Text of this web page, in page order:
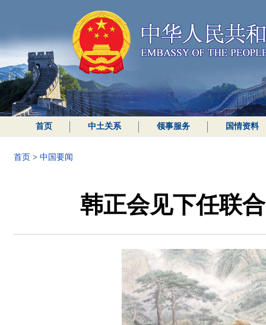
首页 中土关系 领事服务 国情资料
首页 > 中国要闻
韩正会见下任联